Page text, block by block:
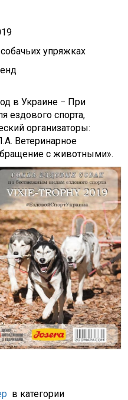
упряжках
в Украине − При
ездового спорта,
организаторы:
Ветеринарное
с животными».
в категории